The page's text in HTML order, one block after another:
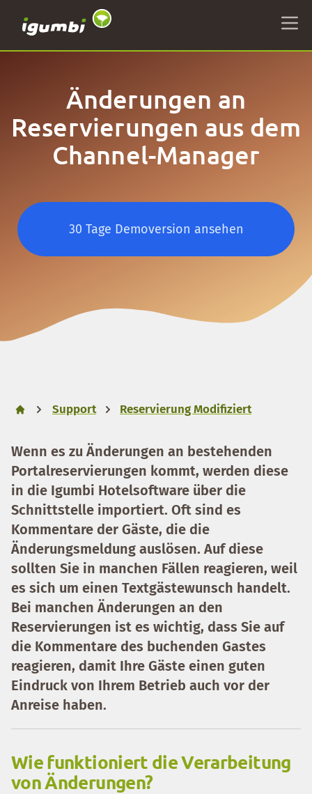
Änderungen an
Reservierungen aus dem
Channel-Manager
30 Tage Demoversion ansehen
Support Reservierung Modifiziert
Wenn es zu Änderungen an bestehenden
Portalreservierungen kommt, werden diese
in die Igumbi Hotelsoftware über die
Schnittstelle importiert. Oft sind es
Kommentare der Gäste, die die
Änderungsmeldung auslösen. Auf diese
sollten Sie in manchen Fällen reagieren, weil
es sich um einen Textgästewunsch handelt.
Bei manchen Änderungen an den
Reservierungen ist es wichtig, dass Sie auf
die Kommentare des buchenden Gastes
reagieren, damit Ihre Gäste einen guten
Eindruck von Ihrem Betrieb auch vor der
Anreise haben.
Wie funktioniert die Verarbeitung
von Änderungen?